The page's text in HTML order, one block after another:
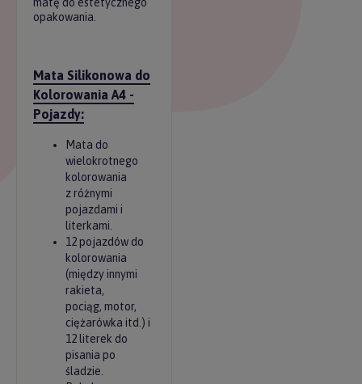
opakowania.
Mata Silikonowa do
Kolorowania A4 -
Pojazdy:
Mata do
wielokrotnego
kolorowania
z różnymi
pojazdami i
literkami.
12 pojazdów do
kolorowania
(między innymi
rakieta,
pociąg, motor,
ciężarówka itd.) i
12 literek do
pisania po
śladzie.